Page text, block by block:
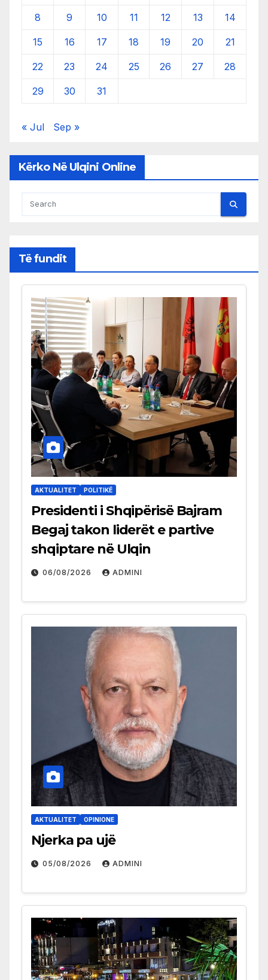
8 9 10 11 12 13 14
15 16 17 18 19 20 21
22 23 24 25 26 27 28
29 30 31
« Jul Sep »
Kërko Në Ulqini Online
Të fundit
AKTUALITET POLITIKË
Presidenti i Shqipërisë Bajram
Begaj takon liderët e partive
shqiptare në Ulqin
06/08/2026 ADMINI
AKTUALITET OPINIONE
Njerka pa ujë
05/08/2026 ADMINI